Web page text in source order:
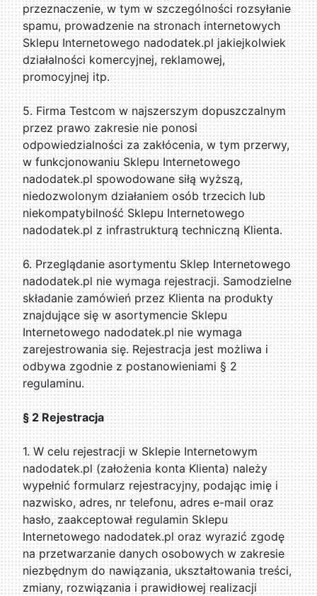
przeznaczenie, w tym w szczególności rozsyłanie
spamu, prowadzenie na stronach internetowych
Sklepu Internetowego nadodatek.pl jakiejkolwiek
działalności komercyjnej, reklamowej,
promocyjnej itp.
5. Firma Testcom w najszerszym dopuszczalnym
przez prawo zakresie nie ponosi
odpowiedzialności za zakłócenia, w tym przerwy,
w funkcjonowaniu Sklepu Internetowego
nadodatek.pl spowodowane siłą wyższą,
niedozwolonym działaniem osób trzecich lub
niekompatybilność Sklepu Internetowego
nadodatek.pl z infrastrukturą techniczną Klienta.
6. Przeglądanie asortymentu Sklep Internetowego
nadodatek.pl nie wymaga rejestracji. Samodzielne
składanie zamówień przez Klienta na produkty
znajdujące się w asortymencie Sklepu
Internetowego nadodatek.pl nie wymaga
zarejestrowania się. Rejestracja jest możliwa i
odbywa zgodnie z postanowieniami § 2
regulaminu.
§ 2 Rejestracja
1. W celu rejestracji w Sklepie Internetowym
nadodatek.pl (założenia konta Klienta) należy
wypełnić formularz rejestracyjny, podając imię i
nazwisko, adres, nr telefonu, adres e-mail oraz
hasło, zaakceptował regulamin Sklepu
Internetowego nadodatek.pl oraz wyrazić zgodę
na przetwarzanie danych osobowych w zakresie
niezbędnym do nawiązania, ukształtowania treści,
zmiany, rozwiązania i prawidłowej realizacji